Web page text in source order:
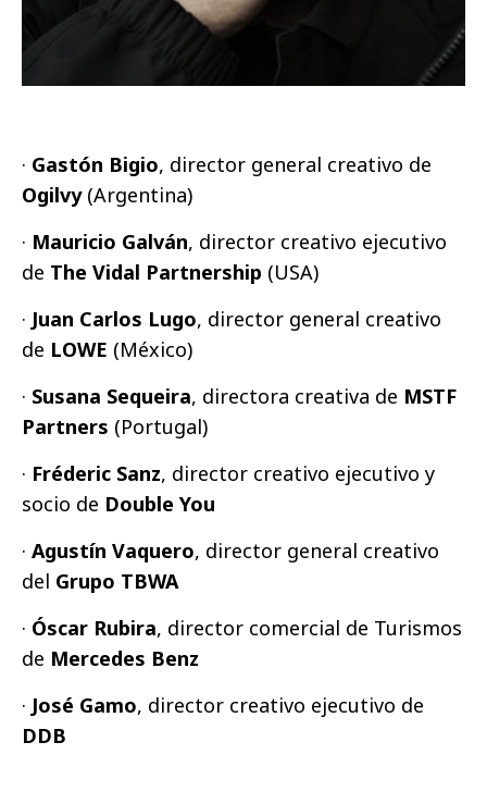
· Gastón Bigio, director general creativo de
Ogilvy (Argentina)
· Mauricio Galván, director creativo ejecutivo
de The Vidal Partnership (USA)
· Juan Carlos Lugo, director general creativo
de LOWE (México)
· Susana Sequeira, directora creativa de MSTF
Partners (Portugal)
· Fréderic Sanz, director creativo ejecutivo y
socio de Double You
· Agustín Vaquero, director general creativo
del Grupo TBWA
· Óscar Rubira, director comercial de Turismos
de Mercedes Benz
· José Gamo, director creativo ejecutivo de
DDB